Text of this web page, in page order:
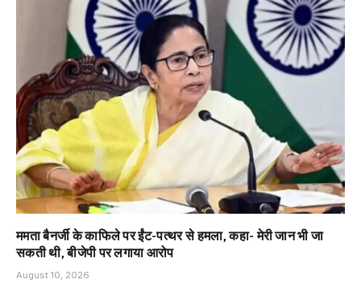
ममता बैनर्जी के काफिले पर ईंट-पत्थर से हमला, कहा- मेरी जान भी जा
सकती थी, बीजेपी पर लगाया आरोप
August 10, 2026